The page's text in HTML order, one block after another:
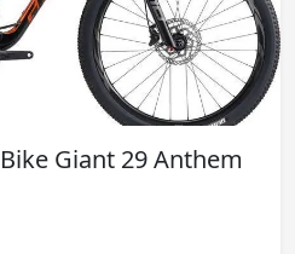
Giant 29 Anthem